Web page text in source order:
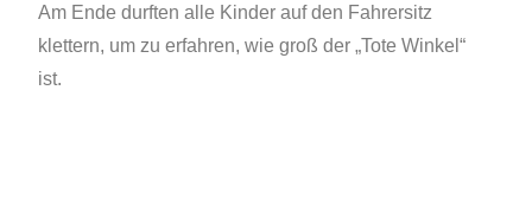
Am Ende durften alle Kinder auf den Fahrersitz
klettern, um zu erfahren, wie groß der „Tote Winkel“
ist.